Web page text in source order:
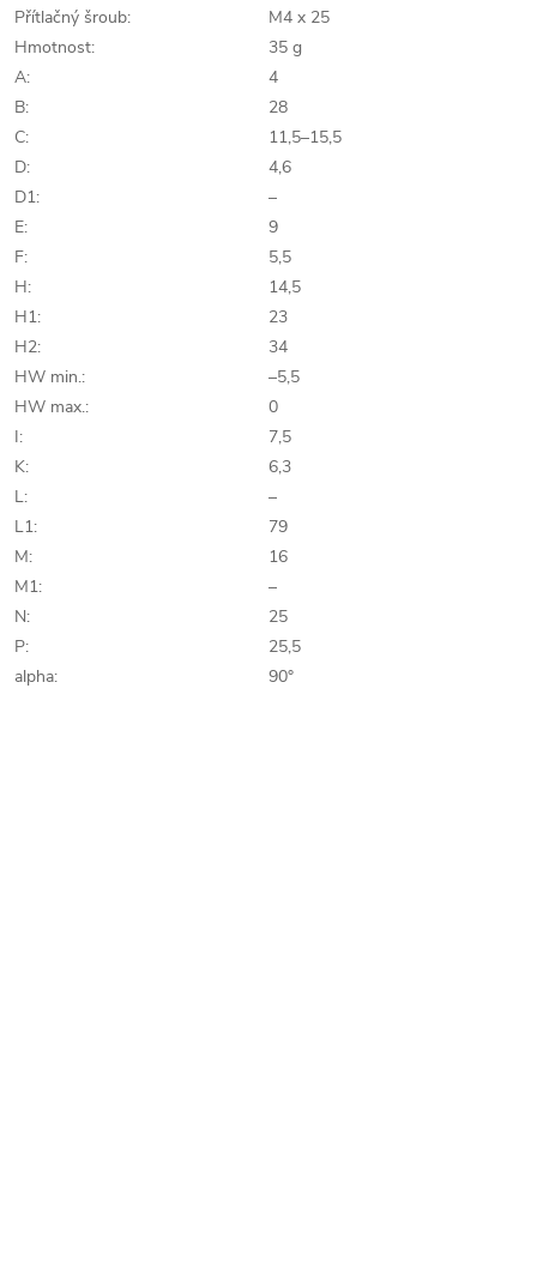
Přítlačný šroub:
M4 x 25
Hmotnost:
35 g
A:
4
B:
28
C:
11,5–15,5
D:
4,6
D1:
–
E:
9
F:
5,5
H:
14,5
H1:
23
H2:
34
HW min.:
–5,5
HW max.:
0
I:
7,5
K:
6,3
L:
–
L1:
79
M:
16
M1:
–
N:
25
P:
25,5
alpha:
90°